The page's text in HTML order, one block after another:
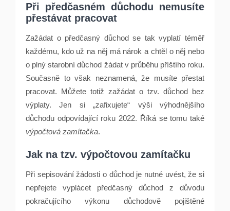
Při předčasném důchodu nemusíte
přestávat pracovat
Zažádat o předčasný důchod se tak vyplatí téměř
každému, kdo už na něj má nárok a chtěl o něj nebo
o plný starobní důchod žádat v průběhu příštího roku.
Současně to však neznamená, že musíte přestat
pracovat. Můžete totiž zažádat o tzv. důchod bez
výplaty. Jen si „zafixujete“ výši výhodnějšího
důchodu odpovídající roku 2022. Říká se tomu také
výpočtová zamítačka.
Jak na tzv. výpočtovou zamítačku
Při sepisování žádosti o důchod je nutné uvést, že si
nepřejete vyplácet předčasný důchod z důvodu
pokračujícího výkonu důchodově pojištěné